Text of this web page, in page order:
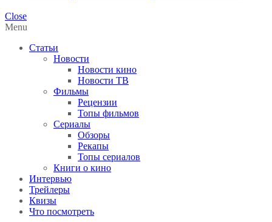
Close
Menu
Статьи
Новости
Новости кино
Новости ТВ
Фильмы
Рецензии
Топы фильмов
Сериалы
Обзоры
Рекапы
Топы сериалов
Книги о кино
Интервью
Трейлеры
Квизы
Что посмотреть